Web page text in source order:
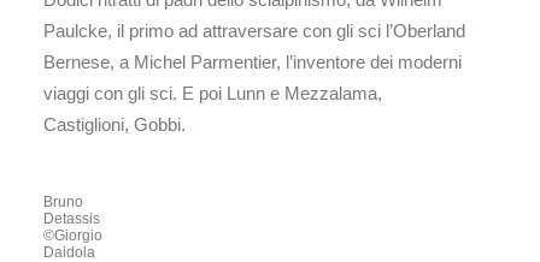
Paulcke, il primo ad attraversare con gli sci l’Oberland
Bernese, a Michel Parmentier, l’inventore dei moderni
viaggi con gli sci. E poi Lunn e Mezzalama,
Castiglioni, Gobbi.
Bruno
Detassis
©Giorgio
Daidola